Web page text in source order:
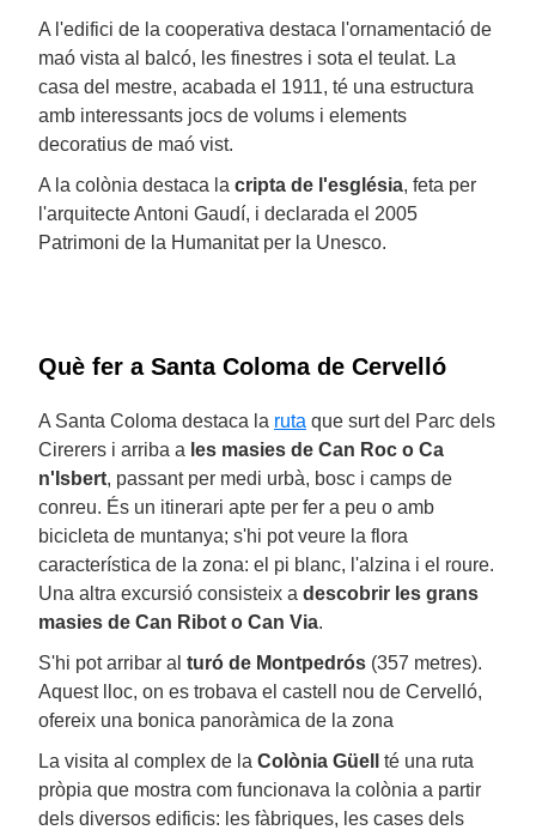
A l'edifici de la cooperativa destaca l'ornamentació de
maó vista al balcó, les finestres i sota el teulat. La
casa del mestre, acabada el 1911, té una estructura
amb interessants jocs de volums i elements
decoratius de maó vist.
A la colònia destaca la cripta de l'església, feta per
l'arquitecte Antoni Gaudí, i declarada el 2005
Patrimoni de la Humanitat per la Unesco.
Què fer a Santa Coloma de Cervelló
A Santa Coloma destaca la ruta que surt del Parc dels
Cirerers i arriba a les masies de Can Roc o Ca
n'Isbert, passant per medi urbà, bosc i camps de
conreu. És un itinerari apte per fer a peu o amb
bicicleta de muntanya; s'hi pot veure la flora
característica de la zona: el pi blanc, l'alzina i el roure.
Una altra excursió consisteix a descobrir les grans
masies de Can Ribot o Can Via.
S'hi pot arribar al turó de Montpedrós (357 metres).
Aquest lloc, on es trobava el castell nou de Cervelló,
ofereix una bonica panoràmica de la zona
La visita al complex de la Colònia Güell
té una ruta
pròpia que mostra com funcionava la colònia a partir
dels diversos edificis: les fàbriques, les cases dels